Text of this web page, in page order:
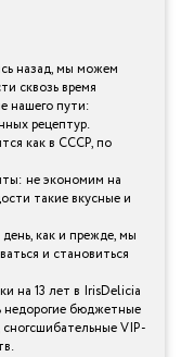
назад, мы можем
сквозь время
нашего пути:
рецептур.
как в СССР, по
не экономим на
такие вкусные и
как и прежде, мы
и становиться
на 13 лет в IrisDelicia
недорогие бюджетные
VIP-